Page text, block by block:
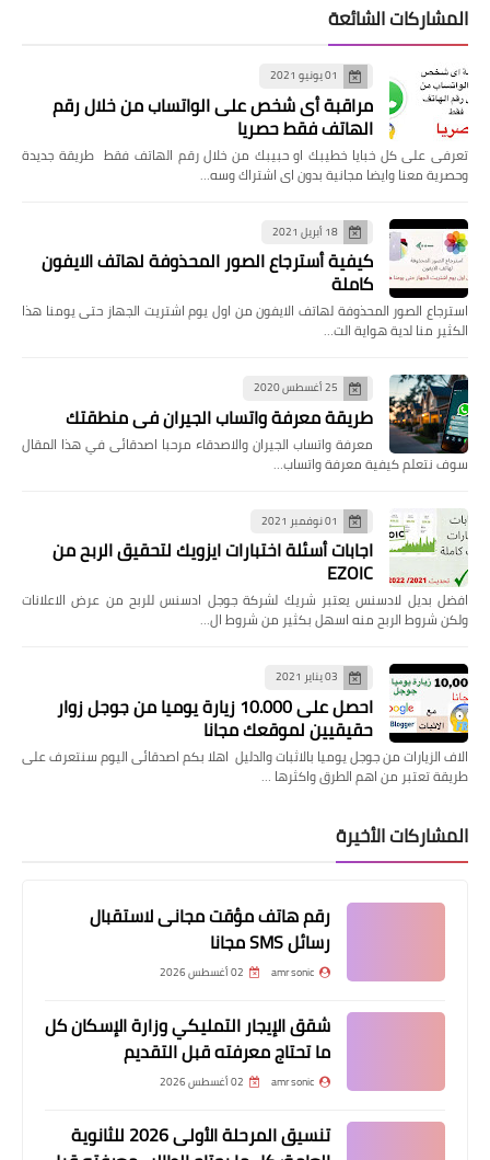
المشاركات الشائعة
01 يونيو 2021
مراقبة أى شخص على الواتساب من خلال رقم
الهاتف فقط حصريا
تعرفى على كل خبايا خطيبك او حبيبك من خلال رقم الهاتف فقط طريقة جديدة
وحصرية معنا وايضا مجانية بدون اى اشتراك وسه…
18 أبريل 2021
كيفية أسترجاع الصور المحذوفة لهاتف الايفون
كاملة
استرجاع الصور المحذوفة لهاتف الايفون من اول يوم اشتريت الجهاز حتى يومنا هذا
الكثير منا لدية هواية الت…
25 أغسطس 2020
طريقة معرفة واتساب الجيران في منطقتك
معرفة واتساب الجيران والاصدقاء مرحبا اصدقائى في هذا المقال
سوف نتعلم كيفية معرفة واتساب…
01 نوفمبر 2021
اجابات أسئلة اختبارات ايزويك لتحقيق الربح من
EZOIC
افضل بديل لادسنس يعتبر شريك لشركة جوجل ادسنس للربح من عرض الاعلانات
ولكن شروط الربح منه اسهل بكثير من شروط ال…
03 يناير 2021
احصل على 10.000 زيارة يوميا من جوجل زوار
حقيقيين لموقعك مجانا
الاف الزيارات من جوجل يوميا بالاثبات والدليل اهلا بكم اصدقائى اليوم سنتعرف على
طريقة تعتبر من اهم الطرق واكثرها …
المشاركات الأخيرة
رقم هاتف مؤقت مجانى لاستقبال
رسائل SMS مجانا
amr sonic 02 أغسطس 2026
شقق الإيجار التمليكي وزارة الإسكان كل
ما تحتاج معرفته قبل التقديم
amr sonic 02 أغسطس 2026
تنسيق المرحلة الأولى 2026 للثانوية